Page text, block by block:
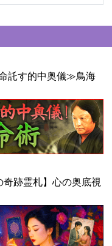
託す的中奥儀≫鳥海
跡霊札】心の奥底視